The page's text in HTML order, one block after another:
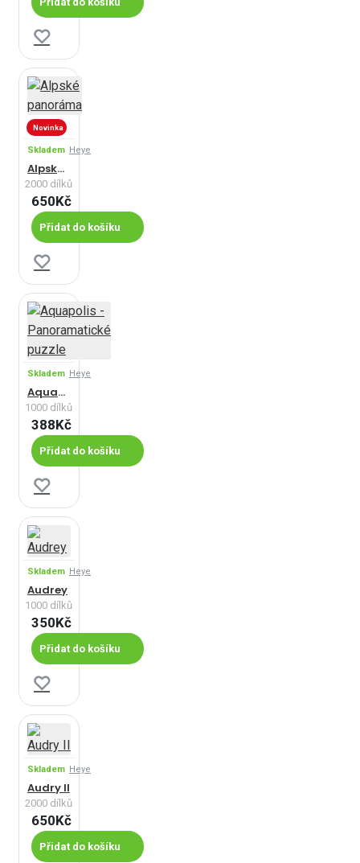
Novinka
Skladem Heye
Alpské panoráma
2000 dílků
650Kč
Přidat do košíku
Skladem Heye
Aquapolis - Panoramatické puzzle
1000 dílků
388Kč
Přidat do košíku
Skladem Heye
Audrey
1000 dílků
350Kč
Přidat do košíku
Skladem Heye
Audry II
2000 dílků
650Kč
Přidat do košíku